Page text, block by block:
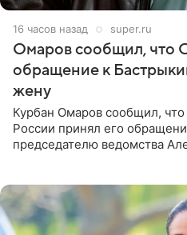
16 часов назад super.ru
Омаров сообщил, что
обращение к
жену
Курбан Омаров сообщил,
России принял его
председателю ведомства